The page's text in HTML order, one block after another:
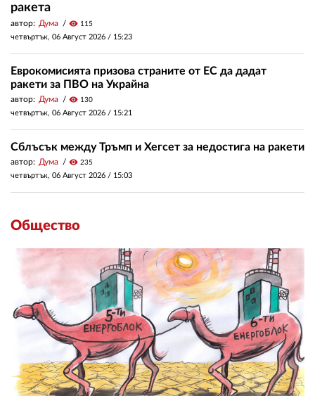
ракета
автор: Дума visibility 115
четвъртък, 06 Август 2026 / 15:23
Еврокомисията призова страните от ЕС да дадат
ракети за ПВО на Украйна
автор: Дума visibility 130
четвъртък, 06 Август 2026 / 15:21
Сблъсък между Тръмп и Хегсет за недостига на ракети
автор: Дума visibility 235
четвъртък, 06 Август 2026 / 15:03
Общество